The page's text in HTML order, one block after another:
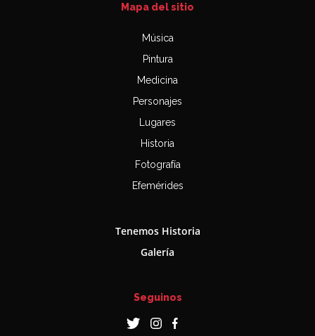
Mapa del sitio
Música
Pintura
Medicina
Personajes
Lugares
Historia
Fotografía
Efemérides
Tenemos Historia
Galería
Seguinos